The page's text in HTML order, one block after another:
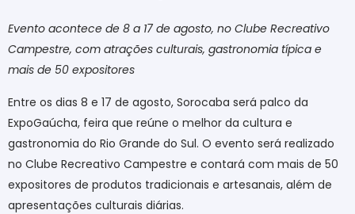
Evento acontece de 8 a 17 de agosto, no Clube Recreativo
Campestre, com atrações culturais, gastronomia típica e
mais de 50 expositores
Entre os dias 8 e 17 de agosto, Sorocaba será palco da
ExpoGaúcha, feira que reúne o melhor da cultura e
gastronomia do Rio Grande do Sul. O evento será realizado
no Clube Recreativo Campestre e contará com mais de 50
expositores de produtos tradicionais e artesanais, além de
apresentações culturais diárias.